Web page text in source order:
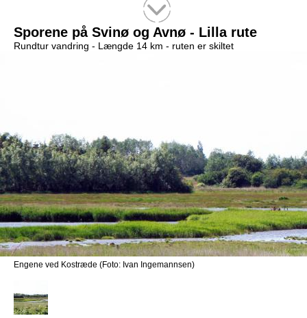
Sporene på Svinø og Avnø - Lilla rute
Rundtur vandring - Længde 14 km - ruten er skiltet
Engene ved Kostræde (Foto: Ivan Ingemannsen)